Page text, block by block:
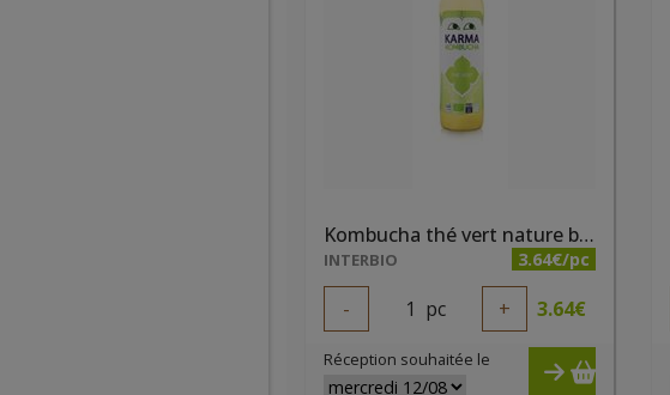
Kombucha thé vert nature bio 0.5l
INTERBIO 3.64€/pc
- 1 pc + 3.64€
Réception souhaitée le